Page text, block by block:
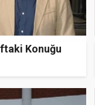
Konuğu